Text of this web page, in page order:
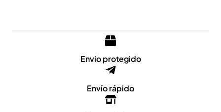
Envio protegido
Envío rápido